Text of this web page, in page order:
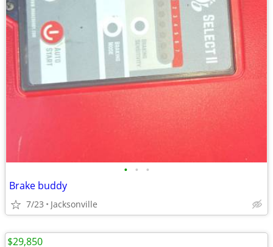
• • •
Brake buddy
7/23 Jacksonville
$29,850